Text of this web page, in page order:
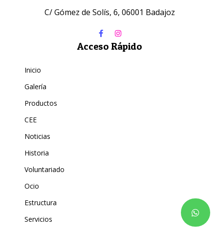
C/ Gómez de Solís, 6, 06001 Badajoz
Acceso Rápido
Inicio
Galería
Productos
CEE
Noticias
Historia
Voluntariado
Ocio
Estructura
Servicios